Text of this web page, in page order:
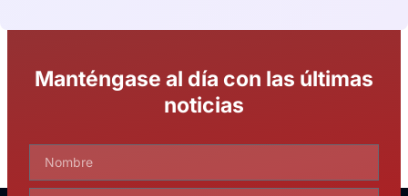
Manténgase al día con las últimas
noticias